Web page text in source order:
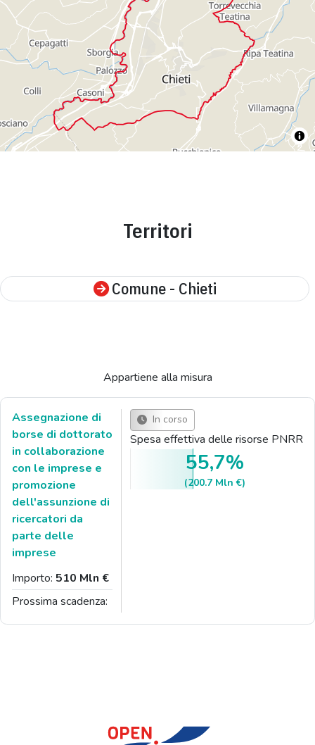
Territori
Comune - Chieti
Appartiene alla misura
Assegnazione di
borse di dottorato
in collaborazione
con le imprese e
promozione
dell'assunzione di
ricercatori da
parte delle
imprese
Importo: 510 Mln €
Prossima scadenza:
In corso
Spesa effettiva delle risorse PNRR
55,7%
(200.7 Mln €)